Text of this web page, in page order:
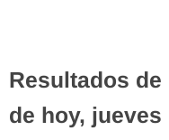
Resultados
de hoy, jueves